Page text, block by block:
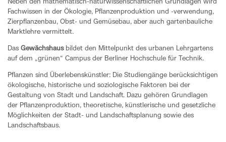
Neben den mathematisch-naturwissenschaftlichen Grundlagen wird
Fachwissen in der Ökologie, Pflanzenproduktion und -verwendung,
Zierpflanzenbau, Obst- und Gemüsebau, aber auch gartenbauliche
Marktlehre vermittelt.
Das Gewächshaus bildet den Mittelpunkt des urbanen Lehrgartens
auf dem „grünen“ Campus der Berliner Hochschule für Technik.
Pflanzen sind Überlebenskünstler: Die Studiengänge berücksichtigen
ökologische, historische und soziologische Faktoren bei der
Gestaltung von Stadt und Landschaft. Dazu gehören Grundlagen
der Pflanzenproduktion, theoretische, künstlerische und gesetzliche
Möglichkeiten der Stadt- und Landschaftsplanung sowie des
Landschaftsbaus.